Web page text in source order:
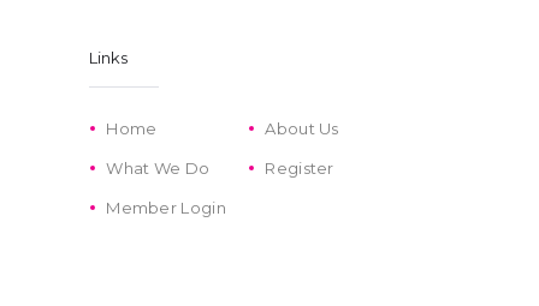
Links
Home About Us
What We Do Register
Member Login